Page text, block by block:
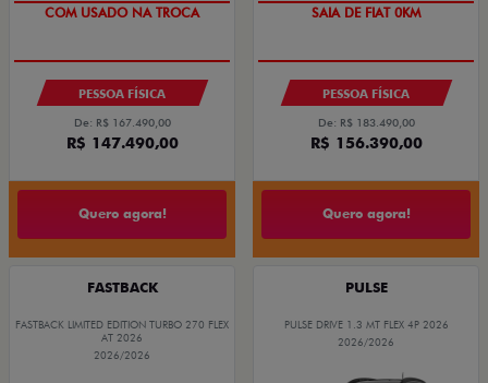
COM USADO NA TROCA
PESSOA FÍSICA
De: R$ 167.490,00
R$ 147.490,00
Quero agora!
SAIA DE FIAT 0KM
PESSOA FÍSICA
De: R$ 183.490,00
R$ 156.390,00
Quero agora!
FASTBACK
FASTBACK LIMITED EDITION TURBO 270 FLEX
AT 2026
2026/2026
PULSE
PULSE DRIVE 1.3 MT FLEX 4P 2026
2026/2026